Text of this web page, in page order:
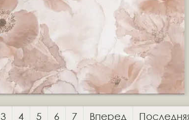
3 4 5 6 7 Вперед